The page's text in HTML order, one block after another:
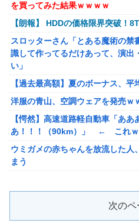
【動画】熊本地震発生時の手術室
海外「先進国で日本だけパスポー
か」
【朗報】ぐらんぶるのヒロイン、
【悲報】ショートスリーパー堀さ
るｗｗｗｗ
【画像】咲-saki-作者、ようやく
夫さん、妻に「天井のシミ数えて
て性行為 → 凄いことになるｗｗｗ
【悲報】イオン、大行列ができ
ｗｗ
を買ってみた結果ｗｗｗｗ
【朗報】 HDDの価格限界突破！
スロッターさん「とある魔術の禁
識して作ってるだけあって、演出
い」
【過去最高額】夏のボーナス、
洋服の青山、空調ウェアを発売ｗ
【愕然】高速道路軽自動車「あ
あ！！！（90km）」 ← これｗ
ウミガメの赤ちゃんを放流した人
まう
て話題にwwwwwww
【艦これ】そもそも深海ってなん
次のペ